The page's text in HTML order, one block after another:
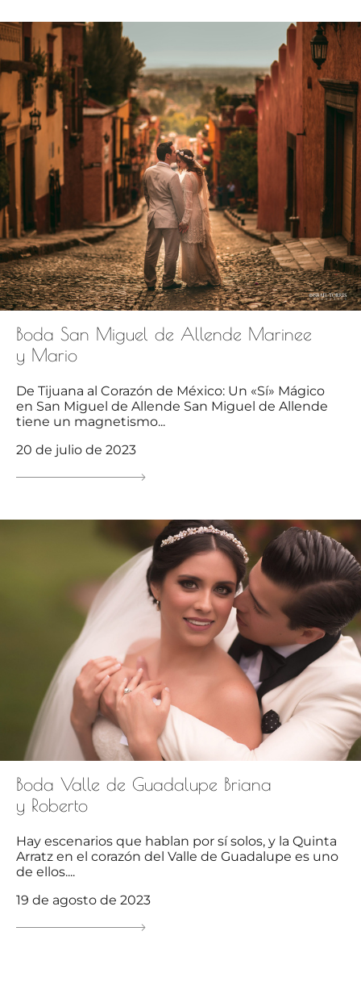
Boda San Miguel de Allende Marinee
y Mario
De Tijuana al Corazón de México: Un «Sí» Mágico
en San Miguel de Allende San Miguel de Allende
tiene un magnetismo...
20 de julio de 2023
Boda Valle de Guadalupe Briana
y Roberto
Hay escenarios que hablan por sí solos, y la Quinta
Arratz en el corazón del Valle de Guadalupe es uno
de ellos....
19 de agosto de 2023